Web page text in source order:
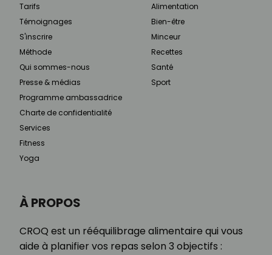
À PROPOS
CROQ est un rééquilibrage alimentaire qui vous
aide à planifier vos repas selon 3 objectifs :
Tarifs
Témoignages
S'inscrire
Méthode
Qui sommes-nous
Presse & médias
Programme ambassadrice
Charte de confidentialité
Services
Fitness
Yoga
Alimentation
Bien-être
Minceur
Recettes
Santé
Sport